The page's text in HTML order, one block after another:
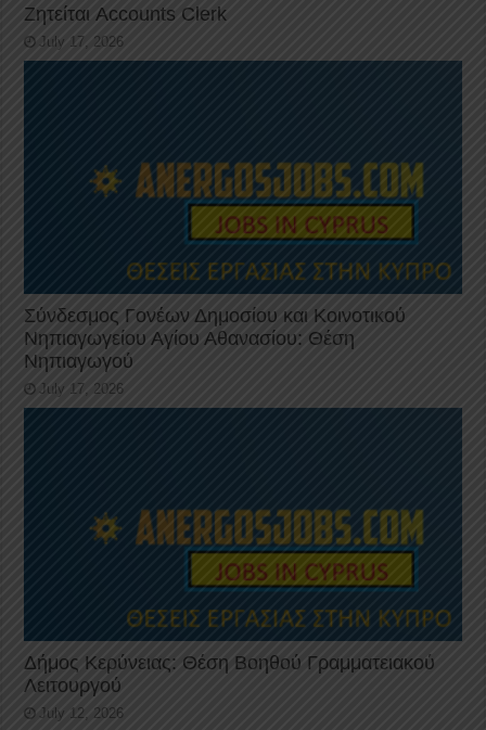
Ζητείται Accounts Clerk
July 17, 2026
Σύνδεσμος Γονέων Δημοσίου και Κοινοτικού
Νηπιαγωγείου Αγίου Αθανασίου: Θέση
Νηπιαγωγού
July 17, 2026
Δήμος Κερύνειας: Θέση Βοηθού Γραμματειακού
Λειτουργού
July 12, 2026